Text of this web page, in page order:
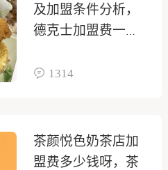
及加盟条件分析，
德克士加盟费一共
1314
茶颜悦色奶茶店加
盟费多少钱呀，茶